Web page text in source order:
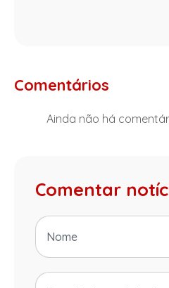
Comentários
Ainda não há
Comentar